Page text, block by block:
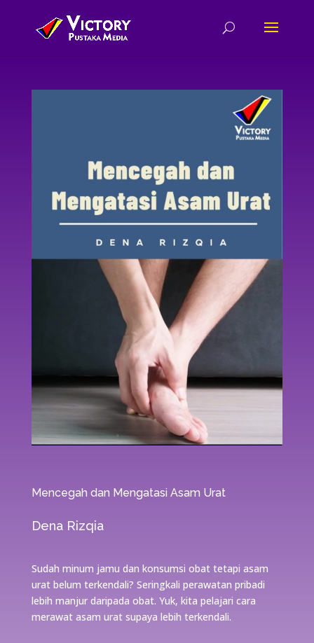
Mencegah dan Mengatasi Asam Urat
Dena Rizqia
Sudah minum jamu dan konsumsi obat tetapi asam
urat belum terkendali? Seringkali perawatan pribadi
lebih manjur daripada obat. Yuk, kita pelajari cara
merawat asam urat supaya lebih terkendali.